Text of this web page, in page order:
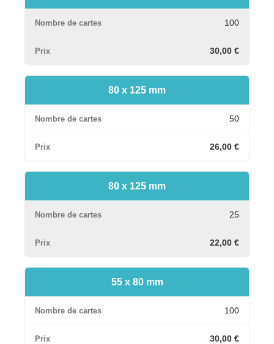
100
30,00 €
80 x 125 mm
50
26,00 €
80 x 125 mm
25
22,00 €
55 x 80 mm
100
30,00 €